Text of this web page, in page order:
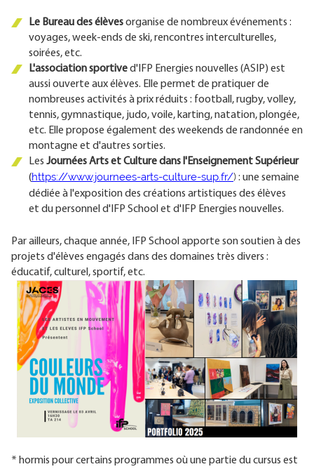
Le Bureau des élèvesorganise de nombreux événements :
voyages, week-ends de ski, rencontres interculturelles,
soirées, etc.
L'association sportived'IFP Energies nouvelles (ASIP) est
aussi ouverte aux élèves. Elle permet de pratiquer de
nombreuses activités à prix réduits : football, rugby, volley,
tennis, gymnastique, judo, voile, karting, natation, plongée,
etc. Elle propose également des weekends de randonnée en
montagne et d'autres sorties.
Les Journées Arts et Culture dans l'Enseignement Supérieur
(https://www.journees-arts-culture-sup.fr/): une semaine
dédiée à l'exposition des créations artistiques des élèves
et du personnel d'IFP School et d'IFP Energies nouvelles.
Par ailleurs, chaque année, IFP School apporte son soutien à des
projets d'élèves engagés dans des domaines très divers :
éducatif, culturel, sportif, etc.
* hormis pour certains programmes où une partie du cursus est